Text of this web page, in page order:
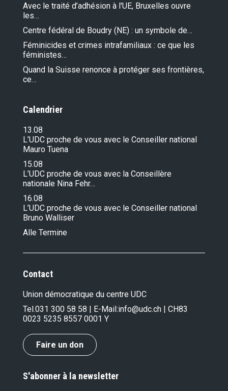
Avec le traité d’adhésion à l'UE, Bruxelles ouvre
les…
Centre fédéral de Boudry (NE) : un symbole de…
Féminicides et crimes intrafamiliaux : ce que les
féministes…
Quand la Suisse renonce à protéger ses frontières,
ce…
Calendrier
13.08
L’UDC proche de vous avec le Conseiller national
Mauro Tuena
15.08
L’UDC proche de vous avec la Conseillère
nationale Nina Fehr…
16.08
L’UDC proche de vous avec le Conseiller national
Bruno Walliser
Alle Termine
Contact
Union démocratique du centre UDC
Tel.031 300 58 58 | E-Mail:info@udc.ch | CH83
0023 5235 8557 0001 Y
Faire un don
S'abonner à la newsletter